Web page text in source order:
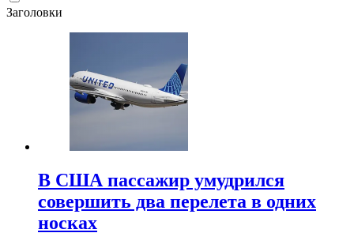
Заголовки
В США пассажир умудрился
совершить два перелета в одних
носках